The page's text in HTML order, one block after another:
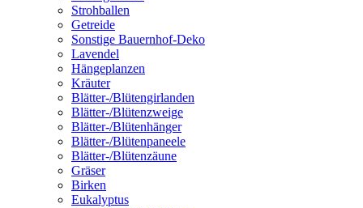
Strohballen
Getreide
Sonstige Bauernhof-Deko
Lavendel
Hängeplanzen
Kräuter
Blätter-/Blütengirlanden
Blätter-/Blütenzweige
Blätter-/Blütenhänger
Blätter-/Blütenpaneele
Blätter-/Blütenzäune
Gräser
Birken
Eukalyptus